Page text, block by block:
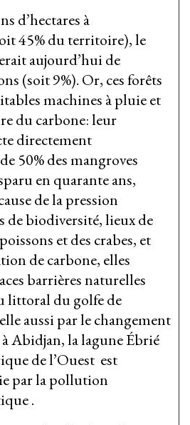
d’hectares à
45% du territoire), le
aujourd’hui de
(soit 9%). Or, ces forêts
machines à pluie et
du carbone: leur
directement
50% des mangroves
en quarante ans,
de la pression
de biodiversité, lieux de
et des crabes, et
de carbone, elles
barrières naturelles
littoral du golfe de
aussi par le changement
Abidjan, la lagune Ébrié
de l’Ouest est
par la pollution
.